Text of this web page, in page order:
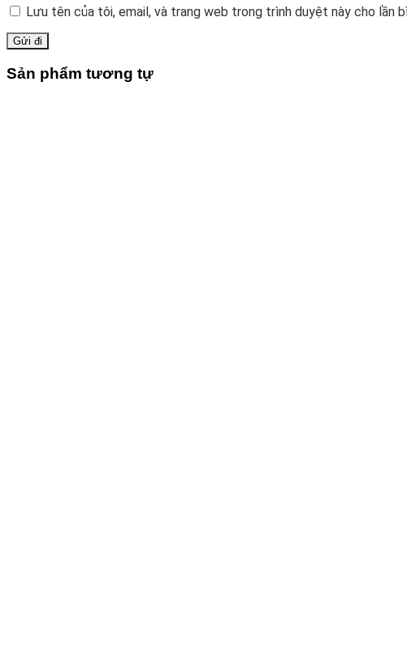
Lưu tên của tôi, email, và trang web trong trình duyệt này cho lần
Sản phẩm tương tự